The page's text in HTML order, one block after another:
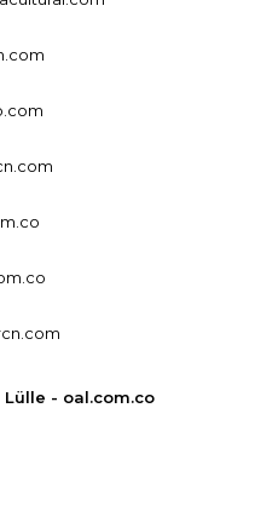
- oal.com.co